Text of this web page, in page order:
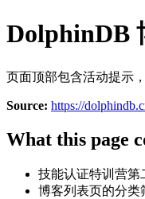
DolphinDB
页面顶部包含活动提示
Source: https://
What this page
技能认证特训营第
博客列表页的分类